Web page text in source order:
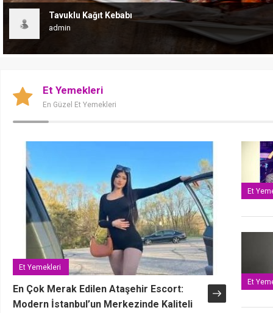
Tavuklu Kağıt Kebabı
admin
Hellimli Ilık Patates Salatası
admin
Et Yemekleri
En Güzel Et Yemekleri
Et Yemekleri
En Çok Merak Edilen Ataşehir Escort:
Modern İstanbul’un Merkezinde Kaliteli
Et
Et